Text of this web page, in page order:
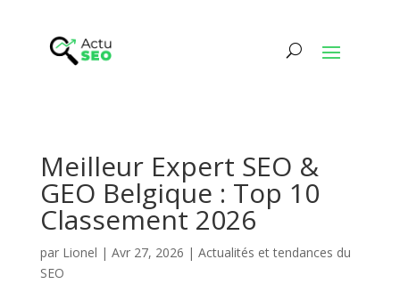
Meilleur Expert SEO &
GEO Belgique : Top 10
Classement 2026
par Lionel | Avr 27, 2026 | Actualités et tendances du
SEO